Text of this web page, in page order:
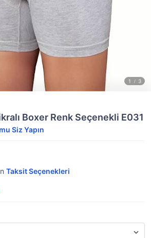
Boxer Renk Seçenekli E031
Siz Yapın
Taksit Seçenekleri